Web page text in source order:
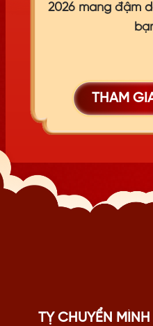
2026 mang đậm
THAM
TỴ CHUYỂN